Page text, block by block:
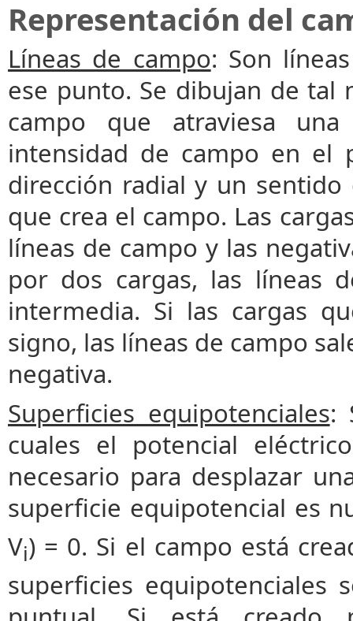
Representación del
Líneas de campo: Son
ese punto. Se dibujan de tal
campo que atraviesa
intensidad de campo en el
dirección radial y un
que crea el campo. Las
líneas de campo y las
por dos cargas, las líneas
intermedia. Si las cargas
signo, las líneas de campo
negativa.
Superficies equipotenciales:
cuales el potencial
necesario para desplazar
superficie equipotencial es
Vi) = 0. Si el campo está
superficies equipotenciales